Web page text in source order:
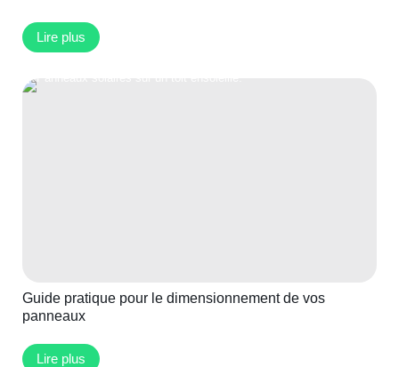
Lire plus
Guide pratique pour le dimensionnement de vos
panneaux
Lire plus